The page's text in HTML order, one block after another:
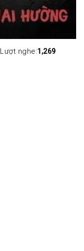
Lượt nghe:1,269